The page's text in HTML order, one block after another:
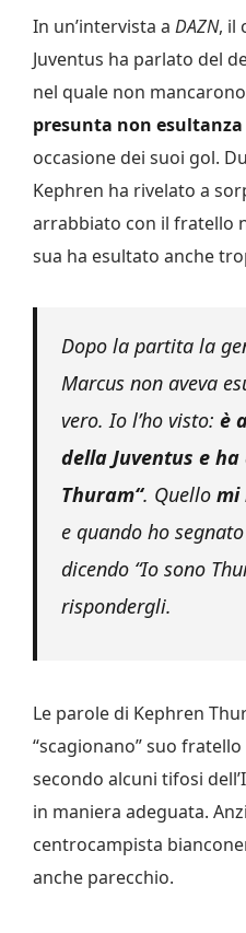
In un’intervista a DAZN, il
Juventus ha parlato del
nel quale non
presunta non
occasione dei suoi gol.
Kephren ha rivelato a
arrabbiato con il fratello
sua ha esultato anche
Dopo la partita la
Marcus non aveva
vero. Io l’ho visto: è
della Juventus e
Thuram“. Quello mi
e quando ho
dicendo “Io sono
rispondergli.
Le parole di Kephren
“scagionano” suo
secondo alcuni tifosi
in maniera adeguata.
centrocampista
anche parecchio.